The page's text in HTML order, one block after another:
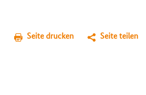
Seite drucken Seite teilen